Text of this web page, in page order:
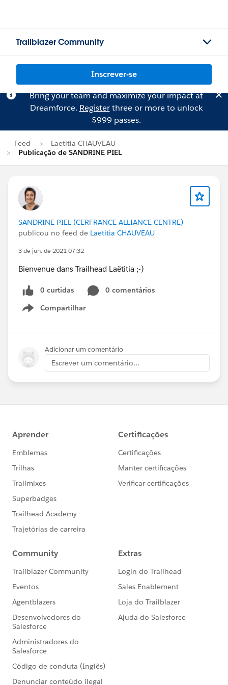
Trailblazer Community
Inscrever-se
Bring your team and maximize your impact at
Dreamforce. Registerthree or more to unlock
$999 passes.
Feed
Laetitia CHAUVEAU
Publicação de SANDRINE PIEL
SANDRINE PIEL (CERFRANCE ALLIANCE CENTRE)
publicou no feed de Laetitia CHAUVEAU
3 de jun. de 2021 07:32
Bienvenue dans Trailhead Laëtitia ;-)
0 curtidas
0 comentários
Compartilhar
Show menu
Adicionar um comentário
Escrever um comentário...